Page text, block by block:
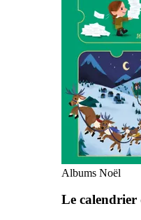
Albums Noël
Le calendrier